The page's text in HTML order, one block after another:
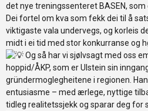
det nye treningssenteret BASEN, som
Dei fortel om kva som fekk dei til å
viktigaste vala undervegs, og korleis
midt i ei tid med stor konkurranse og
Og så har vi sjølvsagt med oss
hoppid/ÅKP, som er Ulstein sin
gründermoglegheitene i regionen.
entusiasme – med ærlege, nyttige
tidleg realitetssjekk og sparar deg for